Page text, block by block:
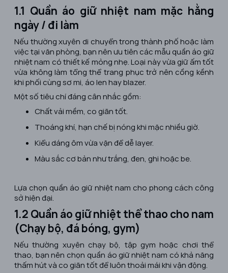
1.1 Quần áo giữ nhiệt nam mặc hằng
ngày / đi làm
Nếu thường xuyên di chuyển trong thành phố hoặc làm
việc tại văn phòng, bạn nên ưu tiên các mẫu quần áo giữ
nhiệt nam có thiết kế mỏng nhẹ. Loại này vừa giữ ấm tốt
vừa không làm tổng thể trang phục trở nên cồng kềnh
khi phối cùng sơ mi, áo len hay blazer.
Một số tiêu chí đáng cân nhắc gồm:
Chất vải mềm, co giãn tốt.
Thoáng khí, hạn chế bị nóng khi mặc nhiều giờ.
Kiểu dáng ôm vừa vặn để dễ layer.
Màu sắc cơ bản như trắng, đen, ghi hoặc be.
Lựa chọn quần áo giữ nhiệt nam cho phong cách công
sở hiện đại.
1.2 Quần áo giữ nhiệt thể thao cho nam
(Chạy bộ, đá bóng, gym)
Nếu thường xuyên chạy bộ, tập gym hoặc chơi thể
thao, bạn nên chọn quần áo giữ nhiệt nam có khả năng
thấm hút và co giãn tốt để luôn thoải mái khi vận động.